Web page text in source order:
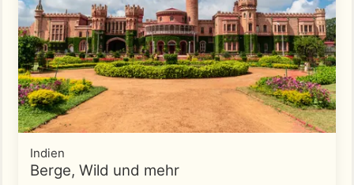
Indien
Berge, Wild und mehr